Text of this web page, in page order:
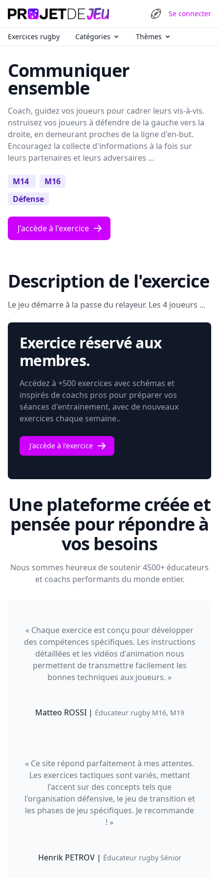
Se connecter
Exercices rugby Catégories Thèmes
Communiquer
ensemble
Coach, guidez vos joueurs pour cadrer leurs vis-à-vis.
nstruisez vos joueurs à défendre de la gauche vers la
droite, en demeurant proches de la ligne d'en-but.
Encouragez la collecte d'informations à la fois sur
leurs partenaires et leurs adversaires ...
M14
M16
Défense
J'accède à l'exercice
Description de l'exercice
Le jeu démarre à la passe du relayeur. Les 4 joueurs ...
.
Exercice réservé aux
membres.
Accédez à +500 exercices avec schémas et
inspirés de coachs pros pour préparer vos
séances d'entrainement, avec de nouveaux
exercices chaque semaine..
J'accède à l'exercice
Une plateforme créée et
pensée pour répondre à
vos besoins
Nous sommes heureux de soutenir 4500+ éducateurs
et coachs performants du monde entier.
« Chaque exercice est conçu pour développer
des compétences spécifiques. Les instructions
détaillées et les vidéos d'animation nous
permettent de transmettre facilement les
bonnes techniques aux joueurs. »
Matteo ROSSI | Éducateur rugby M16, M19
« Ce site répond parfaitement à mes attentes.
Les exercices tactiques sont variés, mettant
l'accent sur des concepts tels que
l'organisation défensive, le jeu de transition et
les phases de jeu spécifiques. Je recommande
! »
Henrik PETROV | Éducateur rugby Sénior